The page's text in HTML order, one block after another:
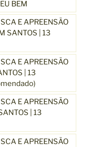
BEM
E APREENSÃO
SANTOS | 13
E APREENSÃO
| 13
E APREENSÃO
| 13
E APREENSÃO